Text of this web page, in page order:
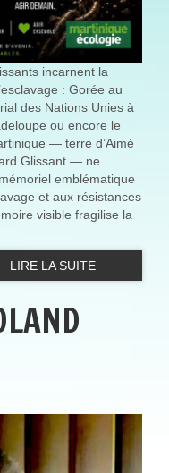
incarnent la
: Gorée au
des Nations Unies à
ou encore le
— terre d’Aimé
Glissant — ne
emblématique
et aux résistances
visible fragilise la
LIRE LA SUITE